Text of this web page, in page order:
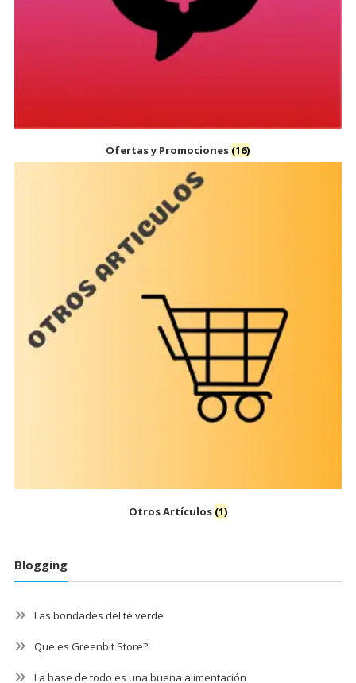
Ofertas y Promociones (16)
Otros Artículos (1)
Blogging
Las bondades del té verde
Que es Greenbit Store?
La base de todo es una buena alimentación